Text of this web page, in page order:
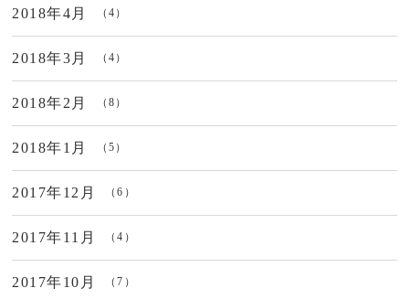
2018年4月 （4）
2018年3月 （4）
2018年2月 （8）
2018年1月 （5）
2017年12月 （6）
2017年11月 （4）
2017年10月 （7）